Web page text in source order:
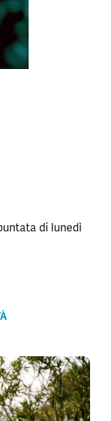
di lunedì